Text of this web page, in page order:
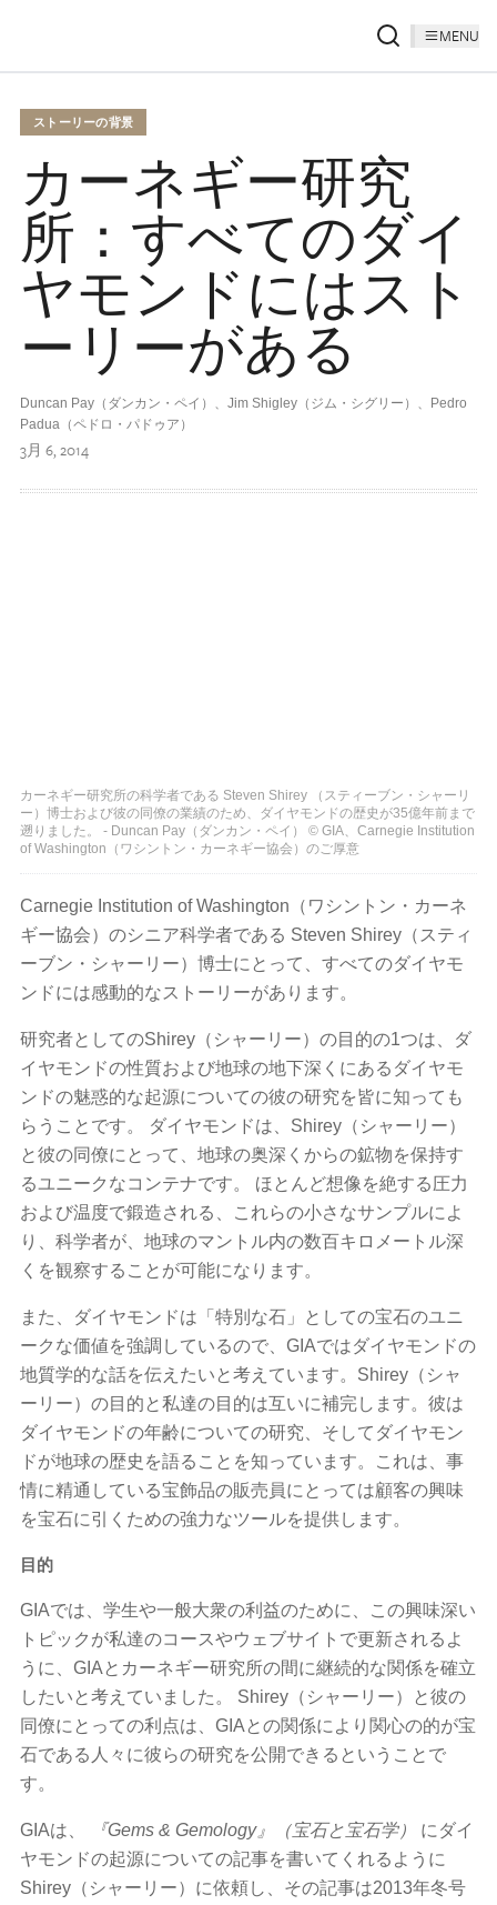
MENU
ストーリーの背景
カーネギー研究
所：すべてのダイ
ヤモンドにはスト
ーリーがある
Duncan Pay（ダンカン・ペイ）、Jim Shigley（ジム・シグリー）、Pedro
Padua（ペドロ・パドゥア）
3月 6, 2014
カーネギー研究所の科学者である Steven Shirey （スティーブン・シャーリ
ー）博士および彼の同僚の業績のため、ダイヤモンドの歴史が35億年前まで
遡りました。 - Duncan Pay（ダンカン・ペイ） © GIA、Carnegie Institution
of Washington（ワシントン・カーネギー協会）のご厚意
Carnegie Institution of Washington（ワシントン・カーネ
ギー協会）のシニア科学者である Steven Shirey（スティ
ーブン・シャーリー）博士にとって、すべてのダイヤモ
ンドには感動的なストーリーがあります。
研究者としてのShirey（シャーリー）の目的の1つは、ダ
イヤモンドの性質および地球の地下深くにあるダイヤモ
ンドの魅惑的な起源についての彼の研究を皆に知っても
らうことです。 ダイヤモンドは、Shirey（シャーリー）
と彼の同僚にとって、地球の奥深くからの鉱物を保持す
るユニークなコンテナです。 ほとんど想像を絶する圧力
および温度で鍛造される、これらの小さなサンプルによ
り、科学者が、地球のマントル内の数百キロメートル深
くを観察することが可能になります。
また、ダイヤモンドは「特別な石」としての宝石のユニ
ークな価値を強調しているので、GIAではダイヤモンドの
地質学的な話を伝えたいと考えています。Shirey（シャ
ーリー）の目的と私達の目的は互いに補完します。彼は
ダイヤモンドの年齢についての研究、そしてダイヤモン
ドが地球の歴史を語ることを知っています。これは、事
情に精通している宝飾品の販売員にとっては顧客の興味
を宝石に引くための強力なツールを提供します。
目的
GIAでは、学生や一般大衆の利益のために、この興味深い
トピックが私達のコースやウェブサイトで更新されるよ
うに、GIAとカーネギー研究所の間に継続的な関係を確立
したいと考えていました。 Shirey（シャーリー）と彼の
同僚にとっての利点は、GIAとの関係により関心の的が宝
石である人々に彼らの研究を公開できるということで
す。
GIAは、 『Gems & Gemology』（宝石と宝石学）
にダイ
ヤモンドの起源についての記事を書いてくれるように
Shirey（シャーリー）に依頼し、その記事は2013年冬号